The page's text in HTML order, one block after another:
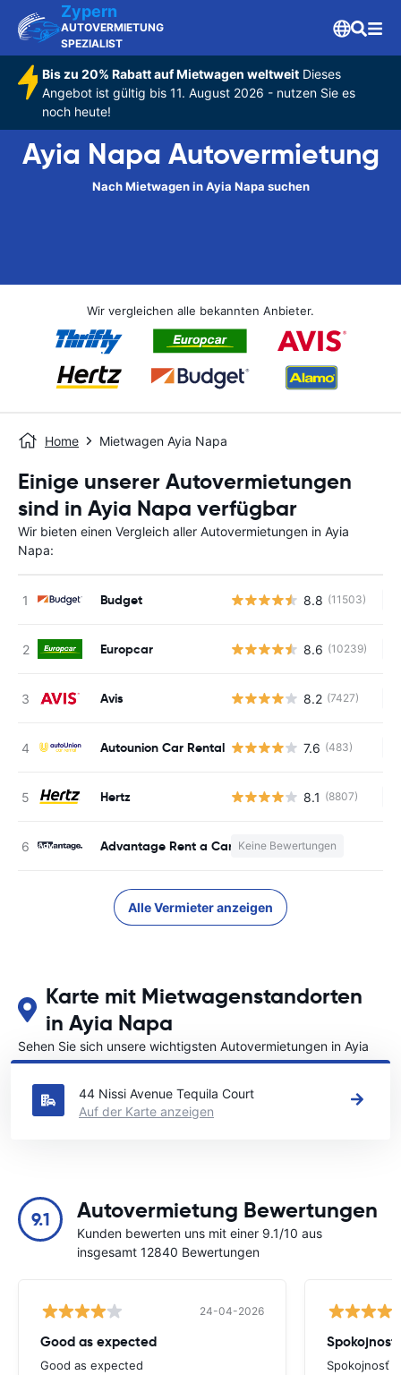
Zypern
AUTOVERMIETUNG
SPEZIALIST
Bis zu 20% Rabatt auf Mietwagen weltweitDieses
Angebot ist gültig bis 11. August 2026 - nutzen Sie es
noch heute!
Ayia Napa Autovermietung
Nach Mietwagen in Ayia Napa suchen
Wir vergleichen alle bekannten Anbieter.
Home Mietwagen Ayia Napa
Einige unserer Autovermietungen
sind in Ayia Napa verfügbar
Wir bieten einen Vergleich aller Autovermietungen in Ayia
Napa:
Budget 8.8 (11503)
Europcar 8.6 (10239)
Avis 8.2 (7427)
Autounion Car Rental 7.6 (483)
Hertz 8.1 (8807)
Advantage Rent a Car Keine Bewertungen
Alle Vermieter anzeigen
Karte mit Mietwagenstandorten
in Ayia Napa
Sehen Sie sich unsere wichtigsten Autovermietungen in Ayia
Napa an
44 Nissi Avenue Tequila Court
Auf der Karte anzeigen
9.1 Autovermietung Bewertungen
Kunden bewerten uns mit einer 9.1/10 aus
insgesamt 12840 Bewertungen
24-04-2026
Good as expected
Good as expected
Spokojnosť
Spokojnosť